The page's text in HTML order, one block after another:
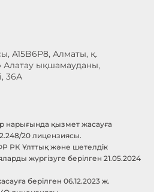
A15B6P8, Алматы, қ.
ықшамауданы,
36А
нарығында қызмет жасауға
20 лицензиясы.
РК Ұлттық және шетелдік
жүргізуге берілген 21.05.2024
берілген 06.12.2023 ж.